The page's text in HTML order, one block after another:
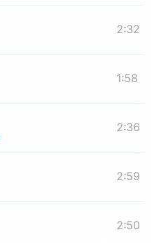
2:32
1:58
2:36
2:59
2:50